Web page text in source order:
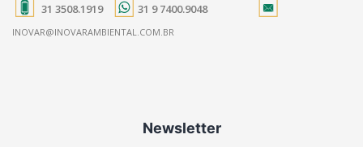
31 3508.1919 31 9 7400.9048
INOVAR@INOVARAMBIENTAL.COM.BR
Newsletter